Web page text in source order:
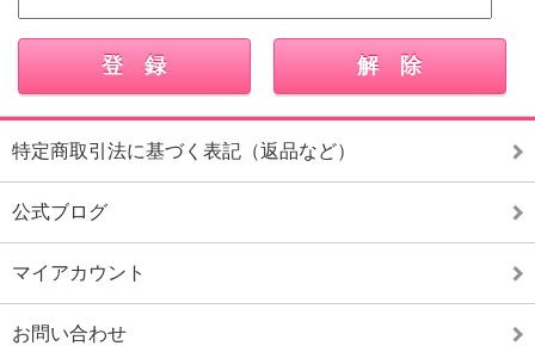
特定商取引法に基づく表記（返品など）
公式ブログ
マイアカウント
お問い合わせ